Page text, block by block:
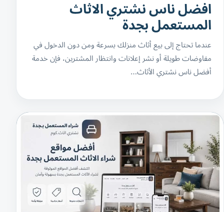
افضل ناس نشتري الاثاث
المستعمل بجدة
عندما تحتاج إلى بيع أثاث منزلك بسرعة ومن دون الدخول في
مفاوضات طويلة أو نشر إعلانات وانتظار المشترين، فإن خدمة
أفضل ناس نشتري الأثاث…